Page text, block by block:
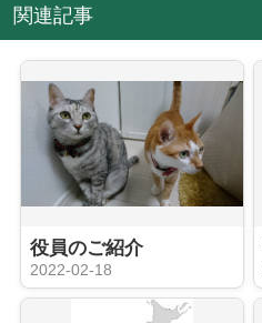
関連記事
役員のご紹介
2022-02-18